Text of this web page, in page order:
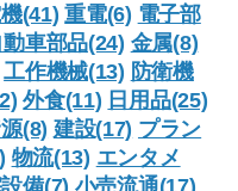
(41) 重電(6) 電子部
動車部品(24) 金属(8)
工作機械(13) 防衛機
外食(11) 日用品(25)
(8) 建設(17) プラン
物流(13) エンタメ